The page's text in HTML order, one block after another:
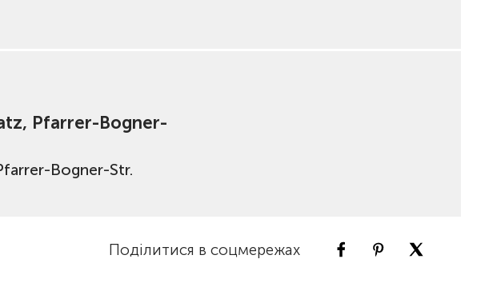
Pfarrer-Bogner-
Bogner-Str.
Поділитися в соцмережах